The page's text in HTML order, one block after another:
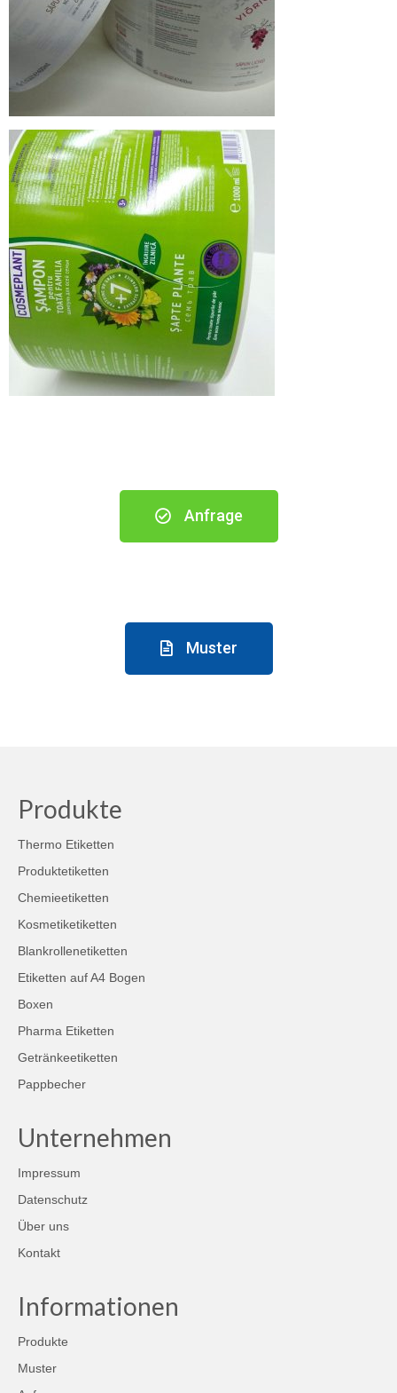
Anfrage
Muster
Produkte
Thermo Etiketten
Produktetiketten
Chemieetiketten
Kosmetiketiketten
Blankrollenetiketten
Etiketten auf A4 Bogen
Boxen
Pharma Etiketten
Getränkeetiketten
Pappbecher
Unternehmen
Impressum
Datenschutz
Über uns
Kontakt
Informationen
Produkte
Muster